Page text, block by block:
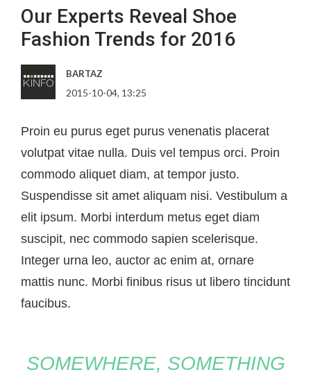
Our Experts Reveal Shoe
Fashion Trends for 2016
BARTAZ
2015-10-04, 13:25
Proin eu purus eget purus venenatis placerat
volutpat vitae nulla. Duis vel tempus orci. Proin
commodo aliquet diam, at tempor justo.
Suspendisse sit amet aliquam nisi. Vestibulum a
elit ipsum. Morbi interdum metus eget diam
suscipit, nec commodo sapien scelerisque.
Integer urna leo, auctor ac enim at, ornare
mattis nunc. Morbi finibus risus ut libero tincidunt
faucibus.
SOMEWHERE, SOMETHING